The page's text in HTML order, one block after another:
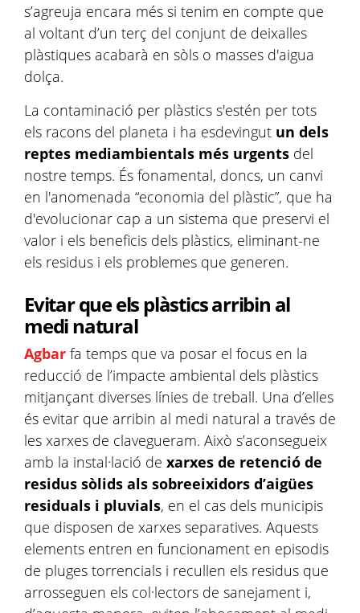
s’agreuja encara més si tenim en compte que
al voltant d’un terç del conjunt de deixalles
plàstiques acabarà en sòls o masses d'aigua
dolça.
La contaminació per plàstics s'estén per tots
els racons del planeta i ha esdevingut un dels
reptes mediambientals més urgents del
nostre temps. És fonamental, doncs, un canvi
en l'anomenada “economia del plàstic”, que ha
d'evolucionar cap a un sistema que preservi el
valor i els beneficis dels plàstics, eliminant-ne
els residus i els problemes que generen.
Evitar que els plàstics arribin al
medi natural
Agbar fa temps que va posar el focus en la
reducció de l’impacte ambiental dels plàstics
mitjançant diverses línies de treball. Una d’elles
és evitar que arribin al medi natural a través de
les xarxes de clavegueram. Això s’aconsegueix
amb la instal·lació de xarxes de retenció de
residus sòlids als sobreeixidors d’aigües
residuals i pluvials, en el cas dels municipis
que disposen de xarxes separatives. Aquests
elements entren en funcionament en episodis
de pluges torrencials i recullen els residus que
arrosseguen els col·lectors de sanejament i,